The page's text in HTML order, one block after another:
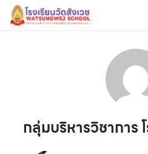
Skip
กลุ่มบริหารวิชาการ